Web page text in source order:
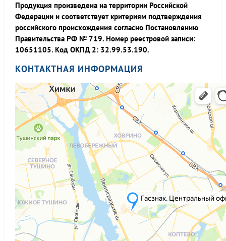
Продукция произведена на территории Российской
Федерации и соответствует критериям подтверждения
российского происхождения согласно Постановлению
Правительства РФ № 719. Номер реестровой записи:
10651105. Код ОКПД 2: 32.99.53.190.
КОНТАКТНАЯ ИНФОРМАЦИЯ